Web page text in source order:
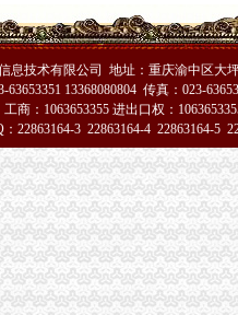
购（第三次）招标公告_中国
告
资金暨关联交易报告书（草案
_新闻_腾讯网
昏_中国经济网——国家经
作井口保温房项目谈判公告_
公室_新闻_德州
采油队张台注水项目区注水站
公告-中国采招网
司井口预留阀组井口预留阀组
即,考生好办否?
昏_中国经济网——国家经
息技术有限公司 地址：重庆渝中区大
63653351 13368080804 传真：023-
工商：1063653355 进出口权：
22863164-3 22863164-4 22863164-5